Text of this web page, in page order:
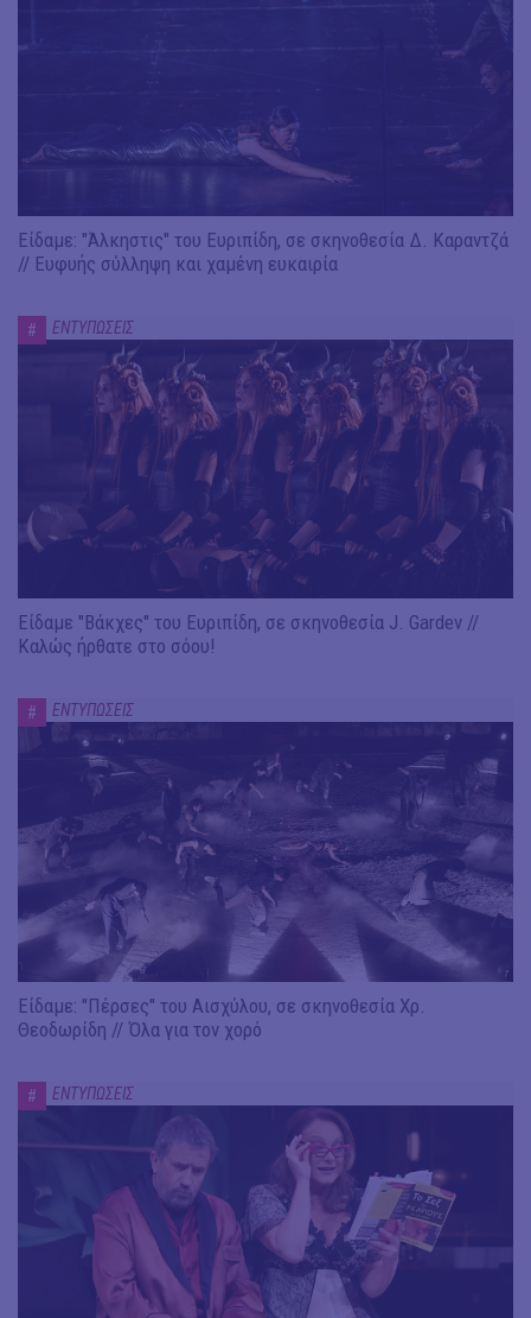
Είδαμε: "Άλκηστις" του Ευριπίδη, σε σκηνοθεσία Δ. Καραντζά
// Ευφυής σύλληψη και χαμένη ευκαιρία
# ΕΝΤΥΠΩΣΕΙΣ
Είδαμε "Βάκχες" του Ευριπίδη, σε σκηνοθεσία J. Gardev //
Καλώς ήρθατε στο σόου!
# ΕΝΤΥΠΩΣΕΙΣ
Είδαμε: "Πέρσες" του Αισχύλου, σε σκηνοθεσία Χρ.
Θεοδωρίδη // Όλα για τον χορό
# ΕΝΤΥΠΩΣΕΙΣ